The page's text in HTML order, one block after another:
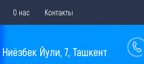
О нас Контакты
Йули, 7, Ташкент